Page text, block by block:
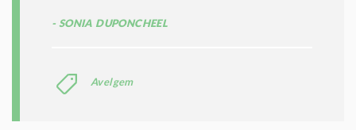
SONIA DUPONCHEEL
Avelgem